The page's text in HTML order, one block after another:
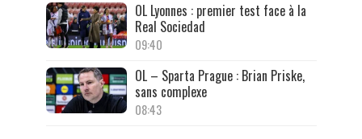
OL Lyonnes : premier test face à la
Real Sociedad
09:40
OL – Sparta Prague : Brian Priske,
sans complexe
08:43